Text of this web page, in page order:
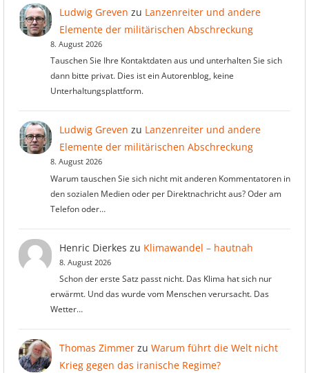
Ludwig Greven zu Lanzenreiter und andere
Elemente der militärischen Abschreckung
8. August 2026
Tauschen Sie Ihre Kontaktdaten aus und unterhalten Sie sich
dann bitte privat. Dies ist ein Autorenblog, keine
Unterhaltungsplattform.
Ludwig Greven zu Lanzenreiter und andere
Elemente der militärischen Abschreckung
8. August 2026
Warum tauschen Sie sich nicht mit anderen Kommentatoren in
den sozialen Medien oder per Direktnachricht aus? Oder am
Telefon oder…
Henric Dierkes zu Klimawandel – hautnah
8. August 2026
Schon der erste Satz passt nicht. Das Klima hat sich nur
erwärmt. Und das wurde vom Menschen verursacht. Das
Wetter…
Thomas Zimmerzu Warum führt die Welt nicht
Krieg gegen das iranische Regime?